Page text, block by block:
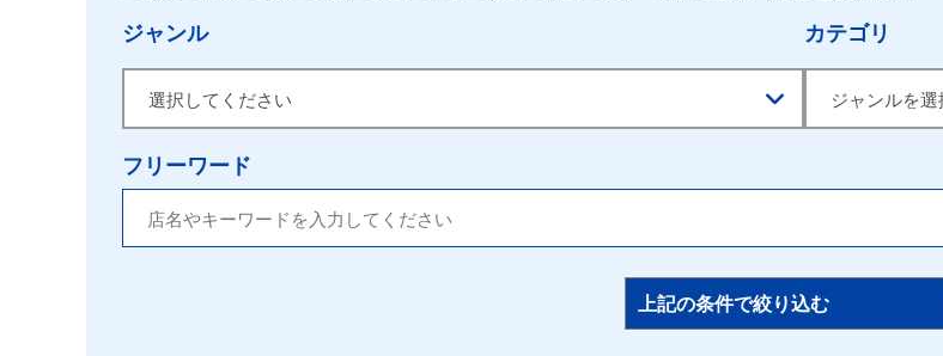
ジャンル カテゴリ
フリーワード
上記の条件で絞り込む